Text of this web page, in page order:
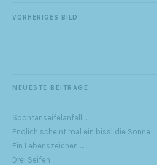
VORHERIGES BILD
NEUESTE BEITRÄGE
Spontanseifelanfall …
Endlich scheint mal ein bissl die Sonne …
Ein Lebenszeichen …
Drei Seifen …